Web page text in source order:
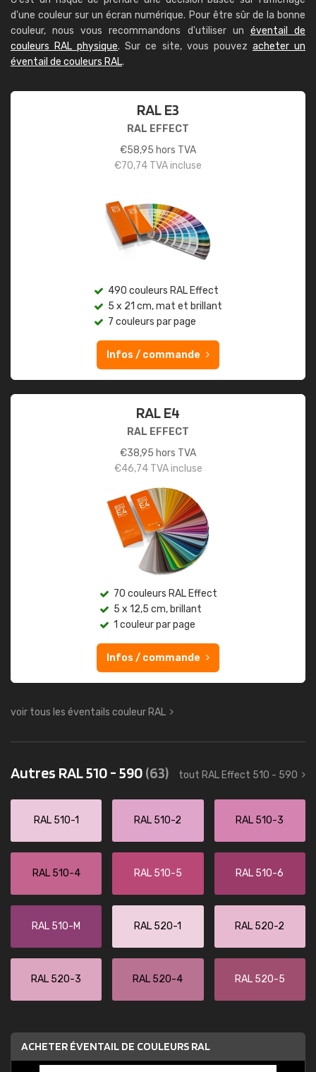
d'une couleur sur un écran numérique. Pour être sûr de la bonne
couleur, nous vous recommandons d'utiliser un éventail de
couleurs RAL physique. Sur ce site, vous pouvez acheter un
éventail de couleurs RAL.
RAL E3
RAL EFFECT
€58,95 hors TVA
€70,74 TVA incluse
490 couleurs RAL Effect
5 x 21 cm, mat et brillant
7 couleurs par page
Infos / commande
RAL E4
RAL EFFECT
€38,95 hors TVA
€46,74TVA incluse
70 couleurs RAL Effect
5 x 12,5 cm, brillant
1 couleur par page
Infos / commande
voir tous les éventails couleur RAL
Autres RAL 510 - 590(63) tout RAL Effect 510 - 590
RAL 510-1 RAL 510-2 RAL 510-3
RAL 510-4 RAL 510-5 RAL 510-6
RAL 510-M RAL 520-1 RAL 520-2
RAL 520-3 RAL 520-4 RAL 520-5
ACHETER ÉVENTAIL DE COULEURS RAL